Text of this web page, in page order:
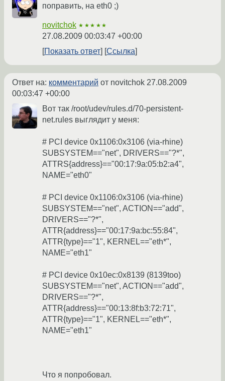
поправить, на eth0 ;)
novitchok ★★★★★
27.08.2009 00:03:47 +00:00
Показать ответ
Ссылка
Ответ на: комментарий от novitchok 27.08.2009
00:03:47 +00:00
Вот так /root/udev/rules.d/70-persistent-
net.rules выглядит у меня:
# PCI device 0x1106:0x3106 (via-rhine)
SUBSYSTEM=="net", DRIVERS=="?*",
ATTRS{address}=="00:17:9a:05:b2:a4",
NAME="eth0"
# PCI device 0x1106:0x3106 (via-rhine)
SUBSYSTEM=="net", ACTION=="add",
DRIVERS=="?*",
ATTR{address}=="00:17:9a:bc:55:84",
ATTR{type}=="1", KERNEL=="eth*",
NAME="eth1"
# PCI device 0x10ec:0x8139 (8139too)
SUBSYSTEM=="net", ACTION=="add",
DRIVERS=="?*",
ATTR{address}=="00:13:8f:b3:72:71",
ATTR{type}=="1", KERNEL=="eth*",
NAME="eth1"
Что я попробовал.